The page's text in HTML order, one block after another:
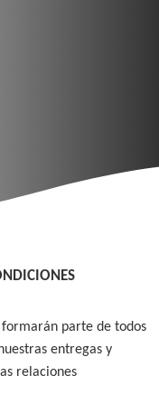
formarán parte de todos
entregas y
relaciones